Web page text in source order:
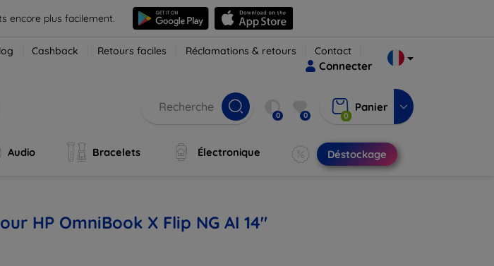
encore plus facilement.
Cashback Retours faciles Réclamations & retours Contact
Connecter
0 0 0
Panier
Audio Bracelets Électronique Déstockage
HP OmniBook X Flip NG AI 14"